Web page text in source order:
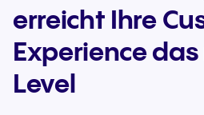
erreicht Ihre
Experience
Level